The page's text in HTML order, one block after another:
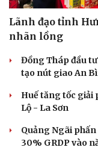
Sản phụ khoa
Nhi khoa
Nam khoa
Làm đẹp - giảm cân
Phòng mạch online
Ăn sạch sống khỏe
Lãnh đạo tỉnh
nhãn lồng
Đồng Tháp đầu
tạo nút giao An
Huế tăng tốc giải
Lộ - La Sơn
Quảng Ngãi
30% GRDP vào